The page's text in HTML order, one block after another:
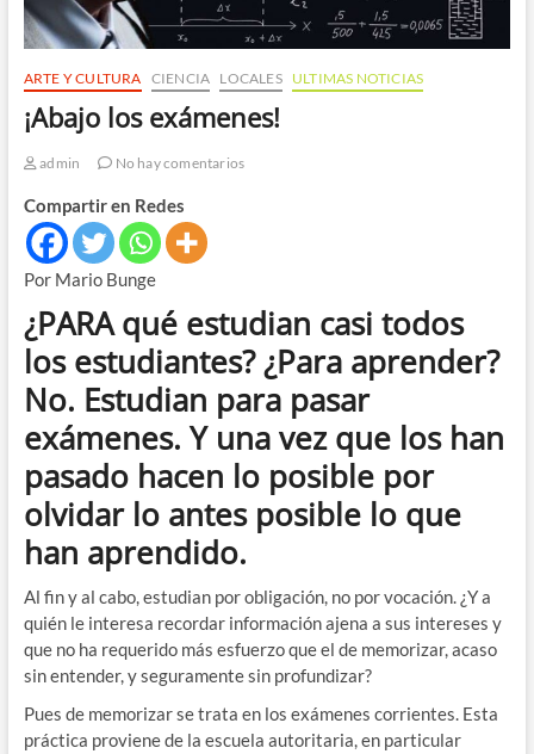
ARTE Y CULTURA CIENCIA LOCALES ULTIMAS NOTICIAS
¡Abajo los exámenes!
admin No hay comentarios
Compartir en Redes
Por Mario Bunge
¿PARA qué estudian casi todos
los estudiantes? ¿Para aprender?
No. Estudian para pasar
exámenes. Y una vez que los han
pasado hacen lo posible por
olvidar lo antes posible lo que
han aprendido.
Al fin y al cabo, estudian por obligación, no por vocación. ¿Y a
quién le interesa recordar información ajena a sus intereses y
que no ha requerido más esfuerzo que el de memorizar, acaso
sin entender, y seguramente sin profundizar?
Pues de memorizar se trata en los exámenes corrientes. Esta
práctica proviene de la escuela autoritaria, en particular